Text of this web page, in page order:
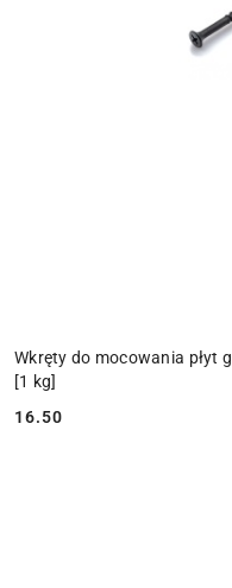
Wkręty do mocowania płyt
[1 kg]
Cena:
16.50